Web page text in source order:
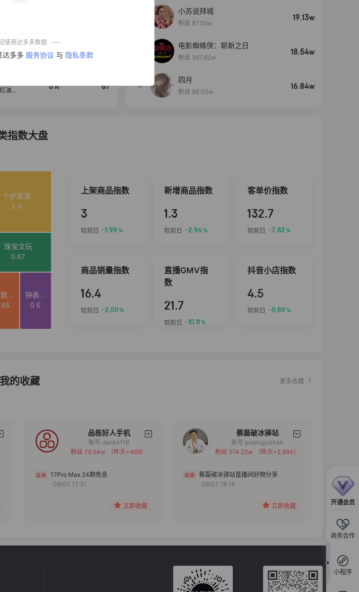
开通会员
商务合作
小程序
使用达多多数据
达多多 服务协议 与 隐私条款
】松
红烧
40%
油麻
5% 87
小苏说拜城
粉丝 87.55w
19.13w
电影蜘蛛侠：崭新之日
粉丝 367.82w
18.54w
5
四月
粉丝 88.00w
16.84w
指数大盘
上架商品指数
3
较前日 -1.98 %
新增商品指数
1.3
较前日 -2.96 %
客单价指数
132.7
较前日 -7.82%
商品销量指数
16.4
较前日 -2.50%
直播GMV指
数
21.7
较前日 -10.11 %
抖音小店指数
4.5
较前日 -0.89 %
我的收藏 更多收藏
品栋好人手机
备注
分组
账号 danke116
粉丝 79.54w
（昨天+469）
17Pro Max 24期免息
08/07 17:31
立即收藏
蔡磊破冰驿站
备注
分组
账号 pobingyizhan
粉丝 574.22w
（昨天+2,894）
蔡磊破冰驿站直播间好物分享
08/07 18:16
立即收藏